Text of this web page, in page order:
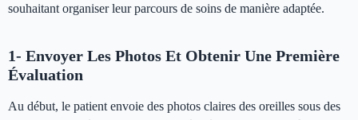
souhaitant organiser leur parcours de soins de manière adaptée.
1- Envoyer Les Photos Et Obtenir Une Première
Évaluation
Au début, le patient envoie des photos claires des oreilles sous des